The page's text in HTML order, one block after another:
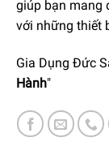
nhận đơn hàng
giúp bạn mang
với những thiết
Gia Dụng Đức
Hành"